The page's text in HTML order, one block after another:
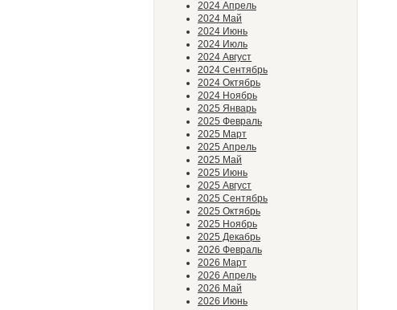
2024 Апрель
2024 Май
2024 Июнь
2024 Июль
2024 Август
2024 Сентябрь
2024 Октябрь
2024 Ноябрь
2025 Январь
2025 Февраль
2025 Март
2025 Апрель
2025 Май
2025 Июнь
2025 Август
2025 Сентябрь
2025 Октябрь
2025 Ноябрь
2025 Декабрь
2026 Февраль
2026 Март
2026 Апрель
2026 Май
2026 Июнь